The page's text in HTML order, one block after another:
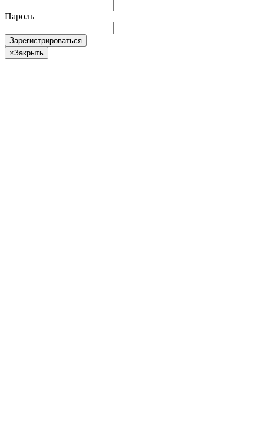
Пароль
Зарегистрироваться
×Закрыть